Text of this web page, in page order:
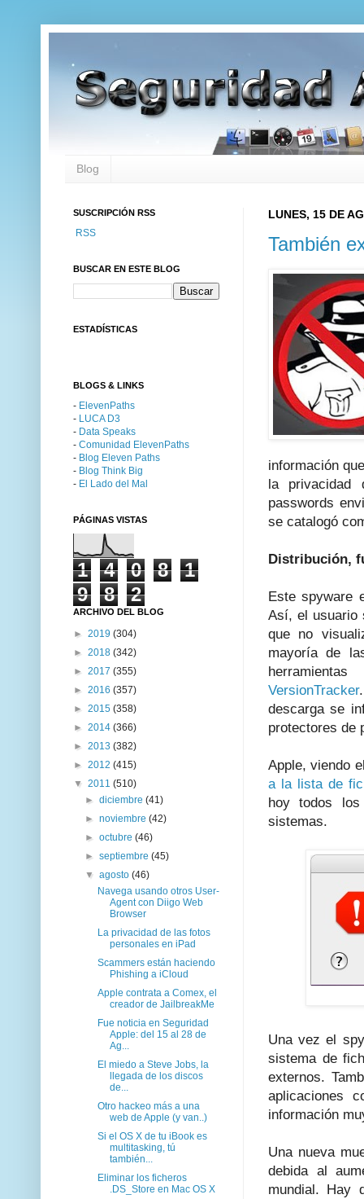
Blog
LUNES, 15 DE
También
información
la
passwords
se catalogó
Distribución,
Este spyware
Así, el usuario
que no
mayoría de
VersionTracker
descarga se
protectores de
Apple, viendo
a la lista de
hoy todos
sistemas.
Una vez el
sistema de
externos.
aplicaciones
información
Una nueva
debida al
mundial. Hay
SUSCRIPCIÓN RSS
RSS
BUSCAR EN ESTE BLOG
ESTADÍSTICAS
BLOGS & LINKS
- ElevenPaths
- LUCA D3
- Data Speaks
- Comunidad ElevenPaths
- Blog Eleven Paths
- Blog Think Big
- El Lado del Mal
PÁGINAS VISTAS
1 4 0 8
1
9
8 2
ARCHIVO DEL BLOG
► 2019 (304)
► 2018 (342)
► 2017 (355)
► 2016 (357)
► 2015 (358)
► 2014 (366)
► 2013 (382)
► 2012 (415)
▼ 2011 (510)
►diciembre(41)
►noviembre(42)
►octubre(46)
►septiembre(45)
▼agosto(46)
Navega usando otros User-
Agent con Diigo Web
Browser
La privacidad de las fotos
personales en iPad
Scammers están haciendo
Phishing a iCloud
Apple contrata a Comex, el
creador de JailbreakMe
Fue noticia en Seguridad
Apple: del 15 al 28 de
Ag...
El miedo a Steve Jobs, la
llegada de los discos
de...
Otro hackeo más a una
web de Apple (y van..)
Si el OS X de tu iBook es
multitasking, tú
también...
Eliminar los ficheros
.DS_Store en Mac OS X